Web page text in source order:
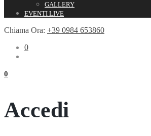
GALLERY
EVENTI LIVE
Chiama Ora: +39 0984 653860
0
0
Accedi